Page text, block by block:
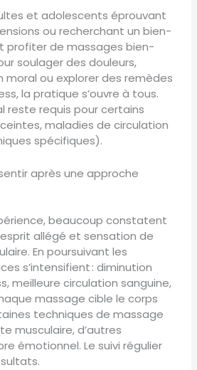
et adolescents éprouvant
ou recherchant un bien-
profiter de massages bien-
soulager des douleurs,
moral ou explorer des remèdes
la pratique s’ouvre à tous.
reste requis pour certains
maladies de circulation
spécifiques).
après une approche
beaucoup constatent
allégé et sensation de
En poursuivant les
s’intensifient : diminution
meilleure circulation sanguine,
massage cible le corps
techniques de massage
musculaire, d’autres
émotionnel. Le suivi régulier